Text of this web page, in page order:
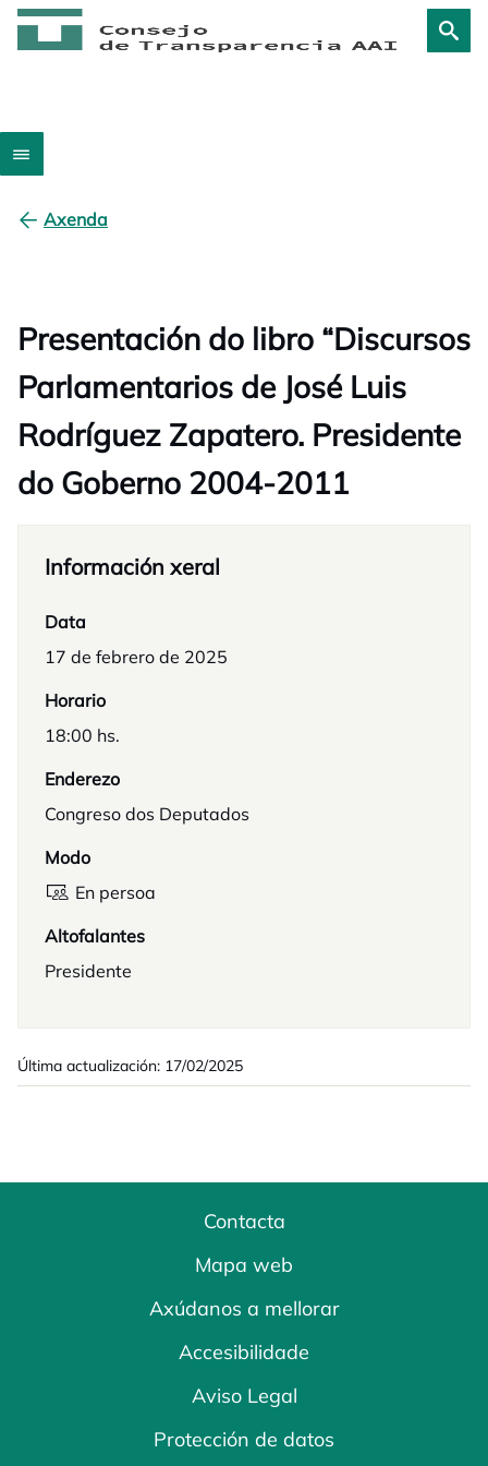
Axenda
Presentación do libro “Discursos
Parlamentarios de José Luis
Rodríguez Zapatero. Presidente
do Goberno 2004-2011
Información xeral
Data
17 de febrero de 2025
Horario
18:00 hs.
Enderezo
Congreso dos Deputados
Modo
En persoa
Altofalantes
Presidente
Última actualización: 17/02/2025
Contacta
Mapa web
Axúdanos a mellorar
Accesibilidade
Aviso Legal
Protección de datos